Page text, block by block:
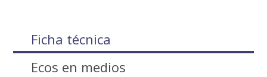
Ficha técnica
Ecos en medios